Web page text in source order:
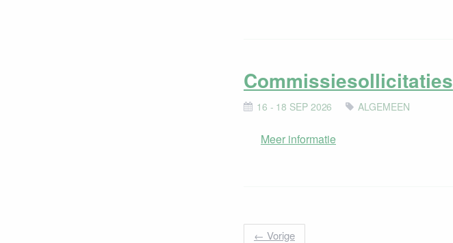
Commissiesollicitaties
16 - 18 SEP 2026 ALGEMEEN
Meer informatie
← Vorige